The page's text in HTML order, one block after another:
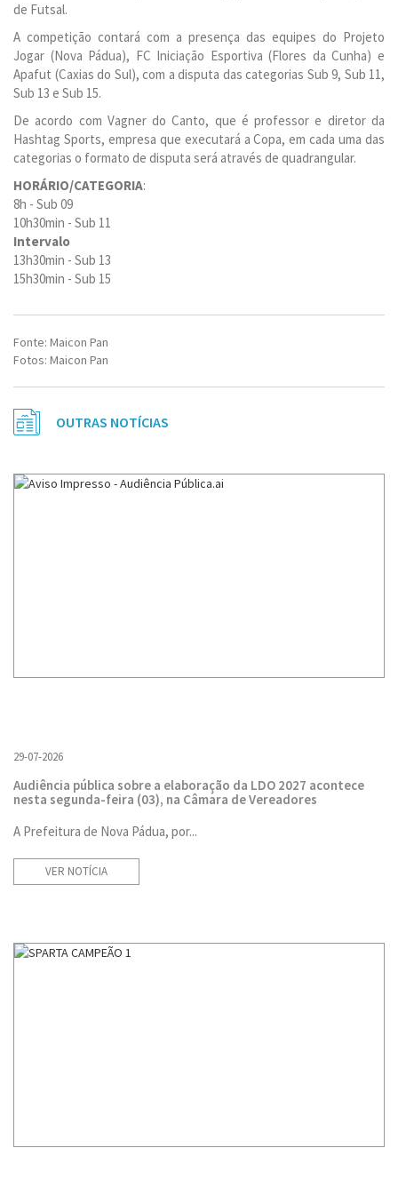
de Futsal.
A competição contará com a presença das equipes do Projeto
Jogar (Nova Pádua), FC Iniciação Esportiva (Flores da Cunha) e
Apafut (Caxias do Sul), com a disputa das categorias Sub 9, Sub 11,
Sub 13 e Sub 15.
De acordo com Vagner do Canto, que é professor e diretor da
Hashtag Sports, empresa que executará a Copa, em cada uma das
categorias o formato de disputa será através de quadrangular.
HORÁRIO/CATEGORIA:
8h - Sub 09
10h30min - Sub 11
Intervalo
13h30min - Sub 13
15h30min - Sub 15
Fonte: Maicon Pan
Fotos: Maicon Pan
OUTRAS NOTÍCIAS
29-07-2026
Audiência pública sobre a elaboração da LDO 2027 acontece
nesta segunda-feira (03), na Câmara de Vereadores
A Prefeitura de Nova Pádua, por...
VER NOTÍCIA